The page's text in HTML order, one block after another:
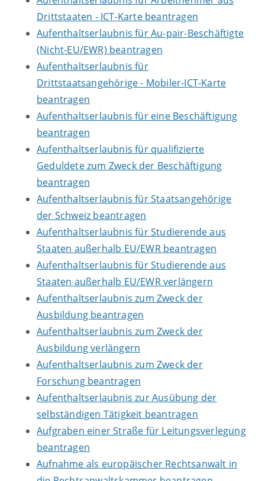
Drittstaaten - ICT-Karte beantragen
Aufenthaltserlaubnis für Au-pair-Beschäftigte
(Nicht-EU/EWR) beantragen
Aufenthaltserlaubnis für
Drittstaatsangehörige - Mobiler-ICT-Karte
beantragen
Aufenthaltserlaubnis für eine Beschäftigung
beantragen
Aufenthaltserlaubnis für qualifizierte
Geduldete zum Zweck der Beschäftigung
beantragen
Aufenthaltserlaubnis für Staatsangehörige
der Schweiz beantragen
Aufenthaltserlaubnis für Studierende aus
Staaten außerhalb EU/EWR beantragen
Aufenthaltserlaubnis für Studierende aus
Staaten außerhalb EU/EWR verlängern
Aufenthaltserlaubnis zum Zweck der
Ausbildung beantragen
Aufenthaltserlaubnis zum Zweck der
Ausbildung verlängern
Aufenthaltserlaubnis zum Zweck der
Forschung beantragen
Aufenthaltserlaubnis zur Ausübung der
selbständigen Tätigkeit beantragen
Aufgraben einer Straße für Leitungsverlegung
beantragen
Aufnahme als europäischer Rechtsanwalt in